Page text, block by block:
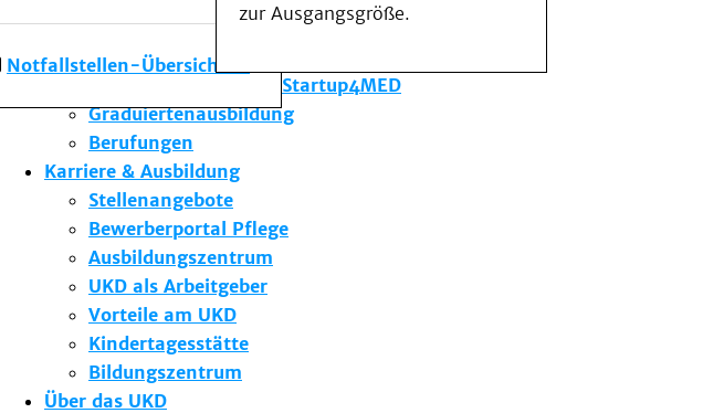
Notfallstellen-Übersicht
zur Ausgangsgröße.
Forschung am UKD
Studium & Lehre
Gründungsförderung Startup4MED
Graduiertenausbildung
Berufungen
Karriere & Ausbildung
Stellenangebote
Bewerberportal Pflege
Ausbildungszentrum
UKD als Arbeitgeber
Vorteile am UKD
Kindertagesstätte
Bildungszentrum
Über das UKD